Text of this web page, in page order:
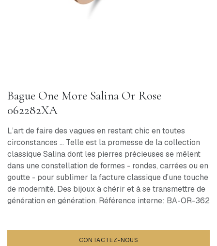
Bague One More Salina Or Rose
062282XA
L’art de faire des vagues en restant chic en toutes
circonstances ... Telle est la promesse de la collection
classique Salina dont les pierres précieuses se mêlent
dans une constellation de formes - rondes, carrées ou en
goutte - pour sublimer la facture classique d’une touche
de modernité. Des bijoux à chérir et à se transmettre de
génération en génération. Référence interne: BA-OR-362
CONTACTEZ-NOUS